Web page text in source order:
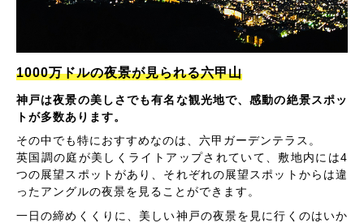
1000万ドルの夜景が見られる六甲山
神戸は夜景の美しさでも有名な観光地で、感動の絶景スポッ
トが多数あります。
その中でも特におすすめなのは、六甲ガーデンテラス。
英国調の庭が美しくライトアップされていて、敷地内には4
つの展望スポットがあり、それぞれの展望スポットからは違
ったアングルの夜景を見ることができます。
一日の締めくくりに、美しい神戸の夜景を見に行くのはいか